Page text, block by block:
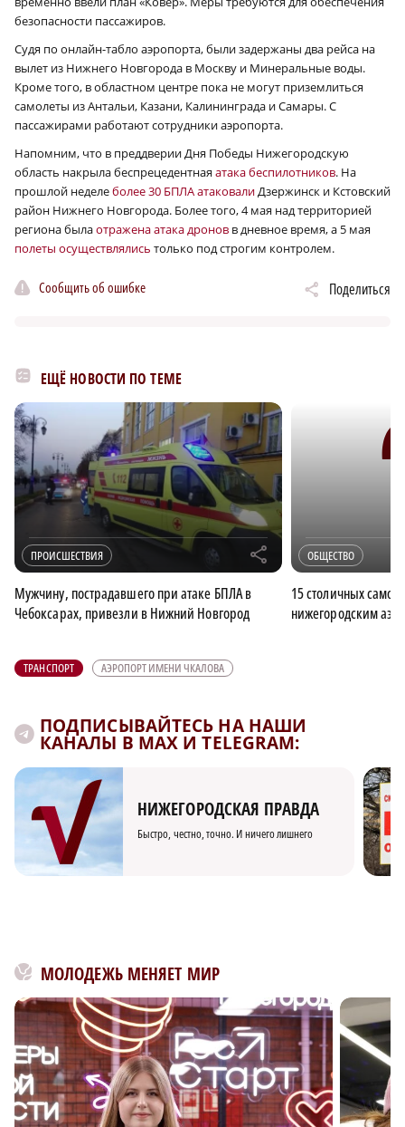
безопасности пассажиров.
Судя по онлайн-табло аэропорта, были задержаны два рейса на
вылет из Нижнего Новгорода в Москву и Минеральные воды.
Кроме того, в областном центре пока не могут приземлиться
самолеты из Антальи, Казани, Калининграда и Самары. С
пассажирами работают сотрудники аэропорта.
Напомним, что в преддверии Дня Победы Нижегородскую
область накрыла беспрецедентная атака беспилотников. На
прошлой неделеболее 30 БПЛА атаковалиДзержинск и Кстовский
район Нижнего Новгорода. Более того, 4 мая над территорией
региона былаотражена атака дронов в дневное время, а 5 мая
полеты осуществлялись только под строгим контролем.
Сообщить об ошибке Поделиться
ЕЩЁ НОВОСТИ ПО ТЕМЕ
ПРОИСШЕСТВИЯ r
Мужчину, пострадавшего при атаке БПЛА в
Чебоксарах, привезли в Нижний Новгород
ОБЩЕСТВО
15 столичных
нижегородским
ТРАНСПОРТ АЭРОПОРТ ИМЕНИ ЧКАЛОВА
ПОДПИСЫВАЙТЕСЬ НА НАШИ
КАНАЛЫ В MAX И TELEGRAM:
НИЖЕГОРОДСКАЯ ПРАВДА
Быстро, честно, точно. И ничего лишнего
МОЛОДЕЖЬ МЕНЯЕТ МИР